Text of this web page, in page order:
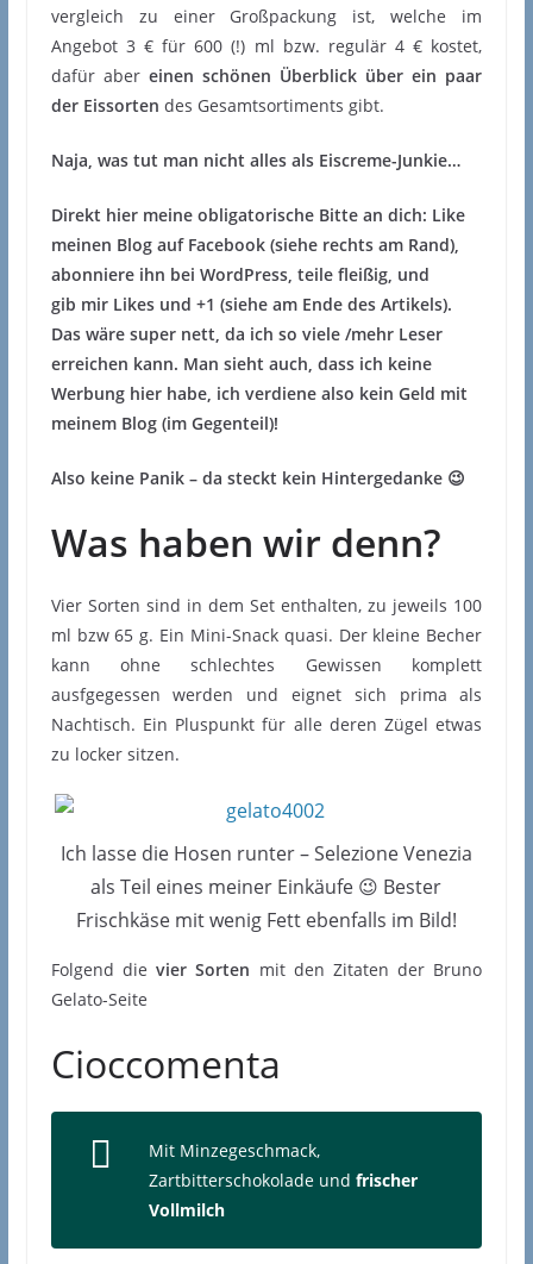
vergleich zu einer Großpackung ist, welche im
Angebot 3 € für 600 (!) ml bzw. regulär 4 € kostet,
dafür aber einen schönen Überblick über ein paar
der Eissorten des Gesamtsortiments gibt.
Naja, was tut man nicht alles als Eiscreme-Junkie…
Direkt hier meine obligatorische Bitte an dich: Like
meinen Blog auf Facebook (siehe rechts am Rand),
abonniere ihn bei WordPress, teile fleißig, und
gib mir Likes und +1 (siehe am Ende des Artikels).
Das wäre super nett, da ich so viele /mehr Leser
erreichen kann. Man sieht auch, dass ich keine
Werbung hier habe, ich verdiene also kein Geld mit
meinem Blog (im Gegenteil)!
Also keine Panik – da steckt kein Hintergedanke 😉
Was haben wir denn?
Vier Sorten sind in dem Set enthalten, zu jeweils 100
ml bzw 65 g. Ein Mini-Snack quasi. Der kleine Becher
kann ohne schlechtes Gewissen komplett
ausfgegessen werden und eignet sich prima als
Nachtisch. Ein Pluspunkt für alle deren Zügel etwas
zu locker sitzen.
Ich lasse die Hosen runter – Selezione Venezia
als Teil eines meiner Einkäufe 😉 Bester
Frischkäse mit wenig Fett ebenfalls im Bild!
Folgend dievier Sorten mit den Zitaten der Bruno
Gelato-Seite
Cioccomenta
Mit Minzegeschmack,
Zartbitterschokolade und frischer
Vollmilch